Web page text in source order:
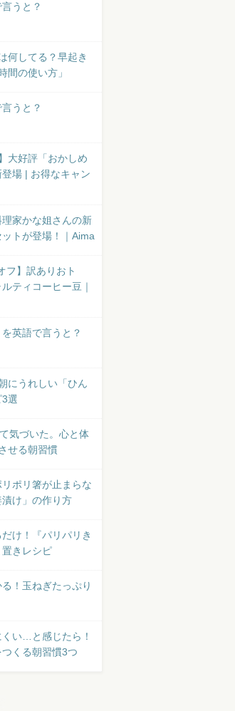
うと？
何してる？早起き
間の使い方」
うと？
大好評「おかしめ
場 | お得なキャン
理家かな姐さんの新
トが登場！｜Aima
フ】訳ありおト
ティコーヒー豆｜
を英語で言うと？
にうれしい「ひん
選
気づいた。心と体
せる朝習慣
ポリ箸が止まらな
け」の作り方
け！『パリパリき
きレシピ
！玉ねぎたっぷり
い…と感じたら！
つくる朝習慣3つ